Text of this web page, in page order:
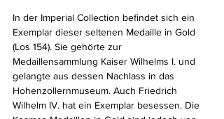
In der Imperial Collection befindet sich ein
Exemplar dieser seltenen Medaille in Gold
(Los 154). Sie gehörte zur
Medaillensammlung Kaiser Wilhelms I. und
gelangte aus dessen Nachlass in das
Hohenzollernmuseum. Auch Friedrich
Wilhelm IV. hat ein Exemplar besessen. Die